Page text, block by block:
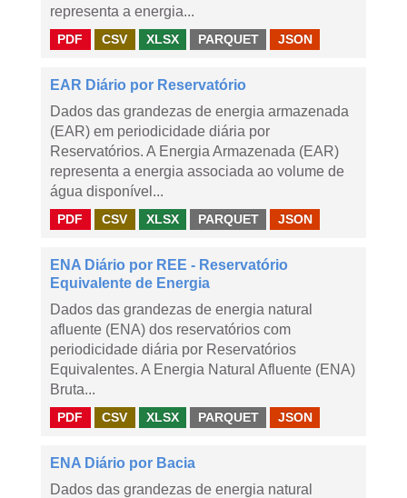
representa a energia...
PDF CSV XLSX PARQUET JSON
EAR Diário por Reservatório
Dados das grandezas de energia armazenada
(EAR) em periodicidade diária por
Reservatórios. A Energia Armazenada (EAR)
representa a energia associada ao volume de
água disponível...
PDF CSV XLSX PARQUET JSON
ENA Diário por REE - Reservatório
Equivalente de Energia
Dados das grandezas de energia natural
afluente (ENA) dos reservatórios com
periodicidade diária por Reservatórios
Equivalentes. A Energia Natural Afluente (ENA)
Bruta...
PDF CSV XLSX PARQUET JSON
ENA Diário por Bacia
Dados das grandezas de energia natural